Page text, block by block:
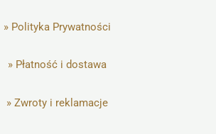
» Polityka Prywatności
» Płatność i dostawa
» Zwroty i reklamacje